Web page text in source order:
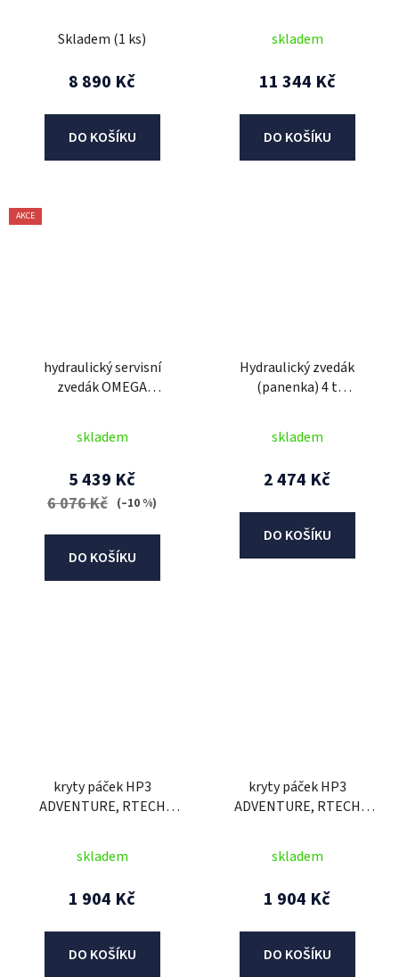
Skladem (1 ks)
8 890 Kč
DO KOŠÍKU
skladem
11 344 Kč
DO KOŠÍKU
AKCE
hydraulický servisní
zvedák OMEGA
skladem
5 439 Kč
6 076 Kč (–10 %)
DO KOŠÍKU
Hydraulický zvedák
(panenka) 4 t
skladem
2 474 Kč
DO KOŠÍKU
kryty páček HP3
ADVENTURE, RTECH
skladem
1 904 Kč
DO KOŠÍKU
kryty páček HP3
ADVENTURE, RTECH
skladem
1 904 Kč
DO KOŠÍKU